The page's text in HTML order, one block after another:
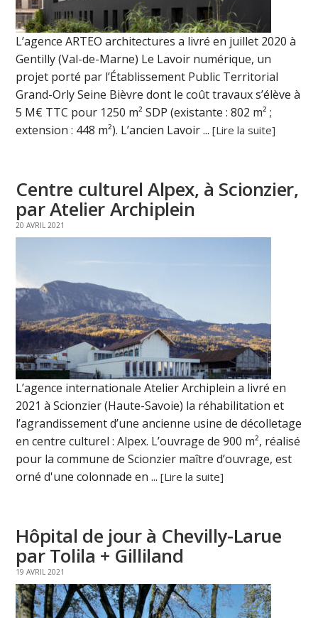
L’agence ARTEO architectures a livré en juillet 2020 à
Gentilly (Val-de-Marne) Le Lavoir numérique, un
projet porté par l’Établissement Public Territorial
Grand-Orly Seine Bièvre dont le coût travaux s’élève à
5 M€ TTC pour 1250 m² SDP (existante : 802 m² ;
extension : 448 m²). L’ancien Lavoir ...[Lire la suite]
Centre culturel Alpex, à Scionzier,
par Atelier Archiplein
20 AVRIL 2021
L’agence internationale Atelier Archiplein a livré en
2021 à Scionzier (Haute-Savoie) la réhabilitation et
l’agrandissement d’une ancienne usine de décolletage
en centre culturel : Alpex. L’ouvrage de 900 m², réalisé
pour la commune de Scionzier maître d’ouvrage, est
orné d'une colonnade en ...[Lire la suite]
Hôpital de jour à Chevilly-Larue
par Tolila + Gilliland
19 AVRIL 2021